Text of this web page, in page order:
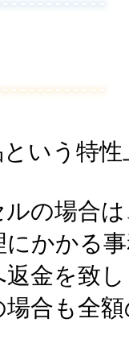
いう特
の場合
かかる
金を致
合も全